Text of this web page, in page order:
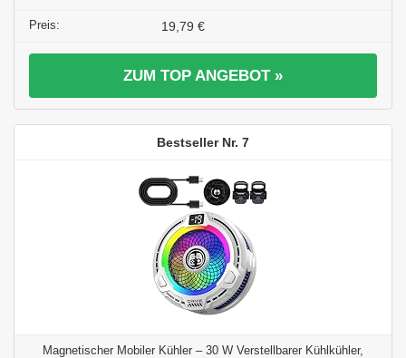
19,79 €
ZUM TOP ANGEBOT »
7
Magnetischer Mobiler Kühler – 30 W Verstellbarer Kühlkühler,